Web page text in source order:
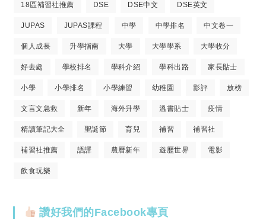
18區補習社推薦 DSE DSE中文 DSE英文
JUPAS JUPAS課程 中學 中學排名 中文卷一
個人成長 升學指南 大學 大學學系 大學收分
好去處 學校排名 學科介紹 學科出路 家長貼士
小學 小學排名 小學練習 幼稚園 影評 放榜
文言文急救 新年 海外升學 溫書貼士 疫情
精讀筆記大全 聖誕節 育兒 補習 補習社
補習社推薦 語譯 農曆新年 遊歷世界 電影
飲食玩樂
讚好我們的Facebook專頁